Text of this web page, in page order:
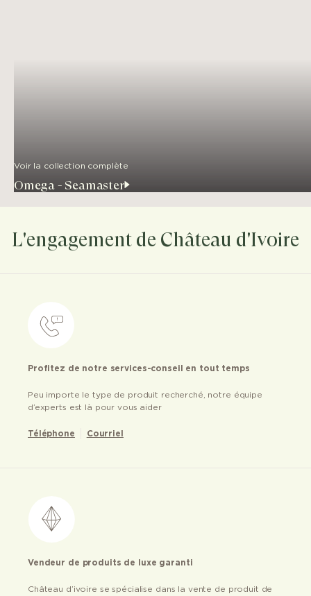
Voir la collection complète
Omega - Seamaster
L'engagement de Château d'Ivoire
Profitez de notre services-conseil en tout temps
Peu importe le type de produit recherché, notre équipe
d’experts est là pour vous aider
Téléphone Courriel
Vendeur de produits de luxe garanti
Château d’ivoire se spécialise dans la vente de produit de